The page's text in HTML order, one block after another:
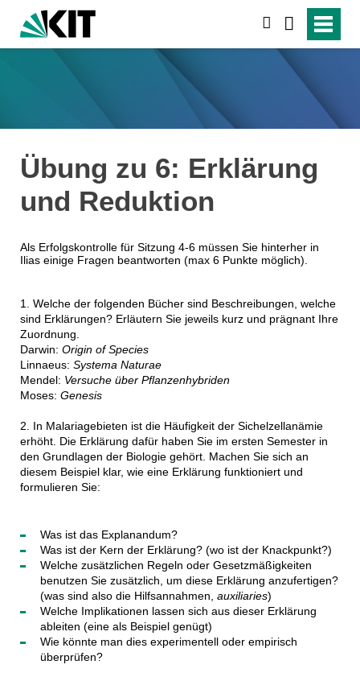
Übung zu 6: Erklärung
und Reduktion
Als Erfolgskontrolle für Sitzung 4-6 müssen Sie hinterher in
Ilias einige Fragen beantworten (max 6 Punkte möglich).
1. Welche der folgenden Bücher sind Beschreibungen, welche
sind Erklärungen? Erläutern Sie jeweils kurz und prägnant Ihre
Zuordnung.
Darwin: Origin of Species
Linnaeus: Systema Naturae
Mendel: Versuche über Pflanzenhybriden
Moses: Genesis
2. In Malariagebieten ist die Häufigkeit der Sichelzellanämie
erhöht. Die Erklärung dafür haben Sie im ersten Semester in
den Grundlagen der Biologie gehört. Machen Sie sich an
diesem Beispiel klar, wie eine Erklärung funktioniert und
formulieren Sie:
Was ist das Explanandum?
Was ist der Kern der Erklärung? (wo ist der Knackpunkt?)
Welche zusätzlichen Regeln oder Gesetzmäßigkeiten
benutzen Sie zusätzlich, um diese Erklärung anzufertigen?
(was sind also die Hilfsannahmen, auxiliaries)
Welche Implikationen lassen sich aus dieser Erklärung
ableiten (eine als Beispiel genügt)
Wie könnte man dies experimentell oder empirisch
überprüfen?